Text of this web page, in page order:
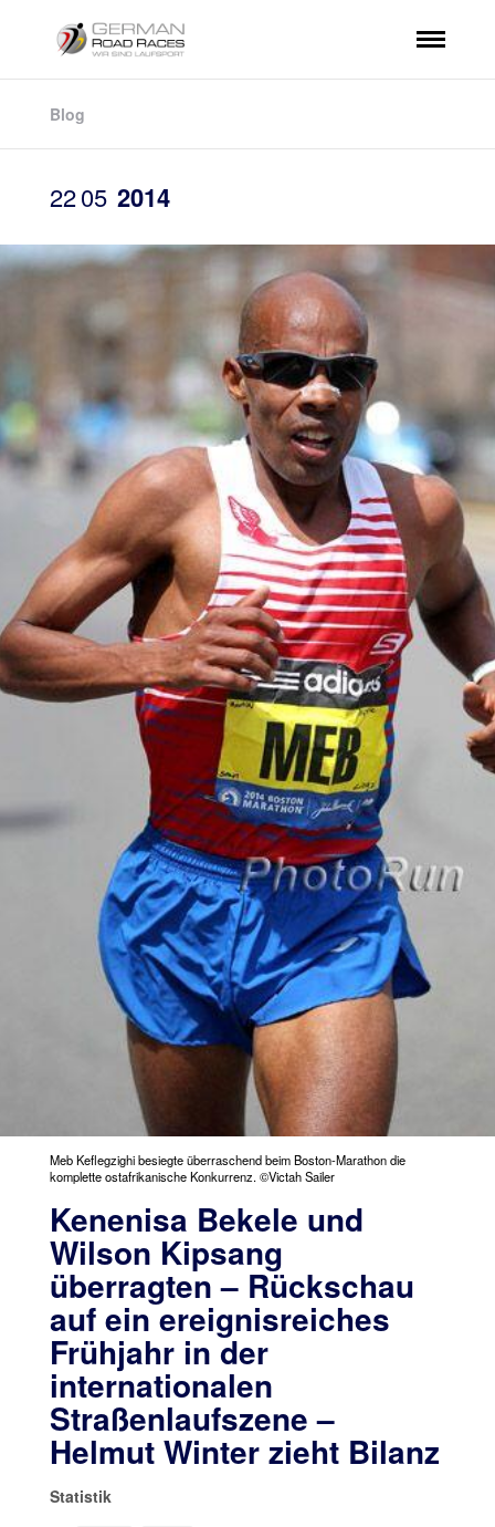
Blog
2205 2014
Meb Keflegzighi besiegte überraschend beim Boston-Marathon die
komplette ostafrikanische Konkurrenz. ©Victah Sailer
Kenenisa Bekele und
Wilson Kipsang
überragten – Rückschau
auf ein ereignisreiches
Frühjahr in der
internationalen
Straßenlaufszene –
Helmut Winter zieht Bilanz
Statistik